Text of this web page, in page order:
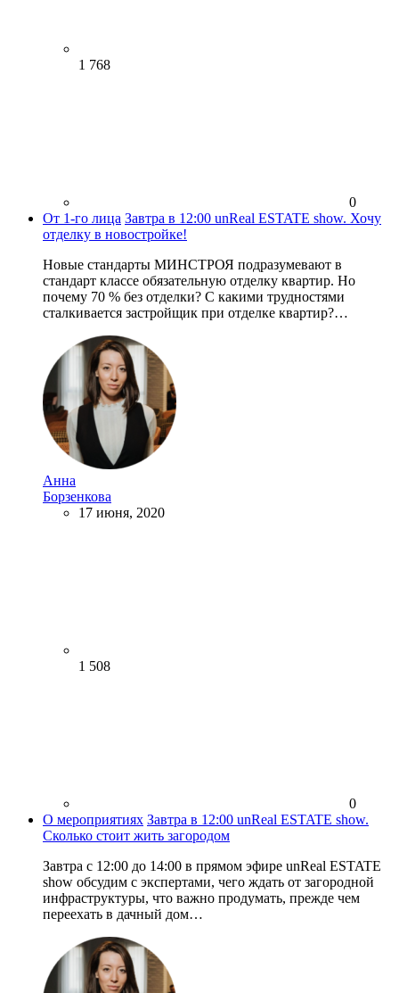
1 768
0
От 1-го лица Завтра в 12:00 unReal ESTATE show. Хочу
отделку в новостройке!
Новые стандарты МИНСТРОЯ подразумевают в
стандарт классе обязательную отделку квартир. Но
почему 70 % без отделки? С какими трудностями
сталкивается застройщик при отделке квартир?…
Анна
Борзенкова
17 июня, 2020
1 508
0
О мероприятиях Завтра в 12:00 unReal ESTATE show.
Cколько стоит жить загородом
Завтра с 12:00 до 14:00 в прямом эфире unReal ESTATE
show обсудим с экспертами, чего ждать от загородной
инфраструктуры, что важно продумать, прежде чем
переехать в дачный дом…